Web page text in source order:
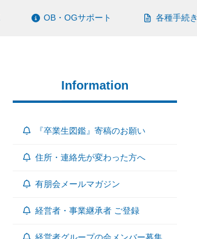
OB・OGサポート 各種手続き
Information
『卒業生図鑑』寄稿のお願い
住所・連絡先が変わった方へ
有朋会メールマガジン
経営者・事業継承者 ご登録